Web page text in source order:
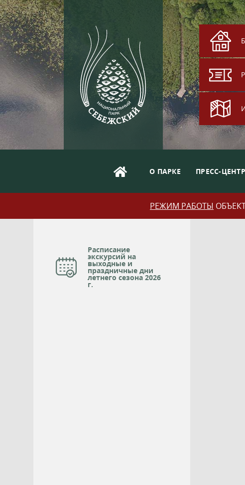
О ПАРКЕ ПРЕСС-ЦЕНТР
РЕЖИМ РАБОТЫ
Расписание
экскурсий на
выходные и
праздничные дни
летнего сезона 2026
г.